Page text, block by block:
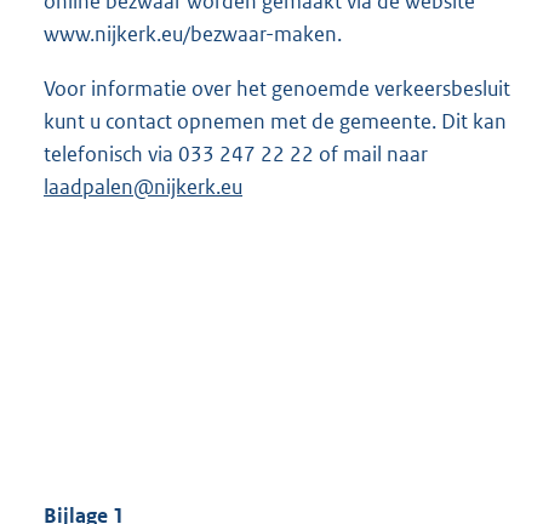
www.nijkerk.eu/bezwaar-maken.
Voor informatie over het genoemde verkeersbesluit
kunt u contact opnemen met de gemeente. Dit kan
telefonisch via 033 247 22 22 of mail naar
laadpalen@nijkerk.eu
Bijlage 1